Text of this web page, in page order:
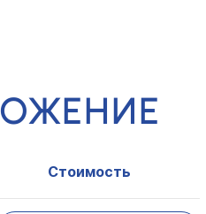
Стоимость